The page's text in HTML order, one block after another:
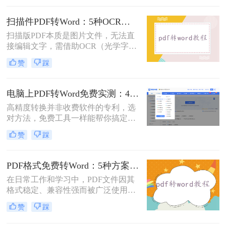
钱呢？本文将介绍几种不花钱的常用
方法，帮助您轻松实现PDF到Word的
转换。
扫描件PDF转Word：5种OCR方案的识别精度和速度对比！
扫描版PDF本质是图片文件，无法直
接编辑文字，需借助OCR（光学字符
识别）技术提取文字并转换为可编辑
的Word格式。那么扫描pdf怎么转换
5种主流方案，助您高效完成转换。
赞 踩
电脑上PDF转Word免费实测：4个方案的转换效果和注意事项！
高精度转换并非收费软件的专利，选
对方法，免费工具一样能帮你搞定复
杂排版。“免费的工具转换效果肯定
很差吧？”这是我作为办公软件测评
处理pdf转word时，往往陷入“收费软
件太贵，免费工具怕坑”的两难境
地。那么电脑上怎么把pdf转成word免
费呢？
赞 踩
PDF格式免费转Word：5种方案的速度、精度、文件限制对比！
在日常工作和学习中，PDF文件因其
格式稳定、兼容性强而被广泛使用。
然而，当需要对PDF内容进行编辑
时，很多人会遇到困难。此时，将
赞 踩